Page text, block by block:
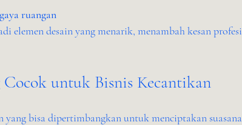
ruangan
untuk Bisnis Kecantikan
yang bisa dipertimbangkan untuk menciptakan